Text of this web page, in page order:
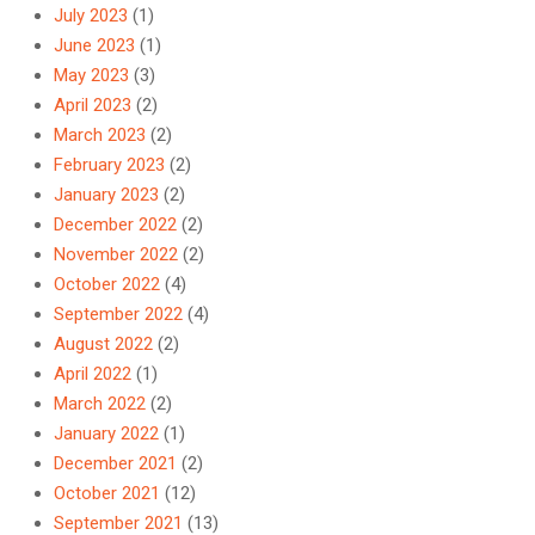
July 2023 (1)
June 2023 (1)
May 2023 (3)
April 2023 (2)
March 2023 (2)
February 2023 (2)
January 2023 (2)
December 2022 (2)
November 2022 (2)
October 2022 (4)
September 2022 (4)
August 2022 (2)
April 2022 (1)
March 2022 (2)
January 2022 (1)
December 2021 (2)
October 2021 (12)
September 2021 (13)